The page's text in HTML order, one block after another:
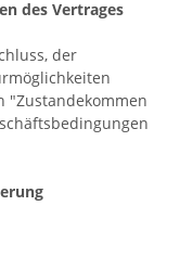
des Vertrages
der
"Zustandekommen